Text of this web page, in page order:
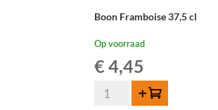
Boon Framboise 37,5 cl
Op voorraad
€ 4,45
Boon
Framboise
Toevoegen